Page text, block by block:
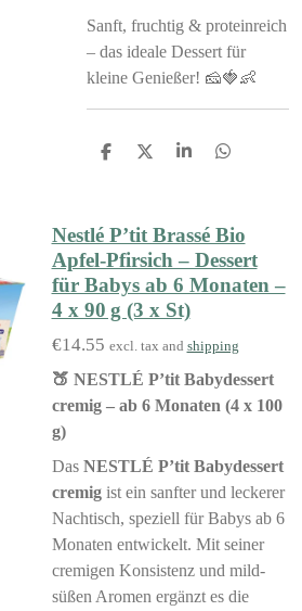
Sanft, fruchtig & proteinreich
– das ideale Dessert für
kleine Genießer! 🧀🍓👶
S
e
S
e
S
S
e
Nestlé P’tit Brassé Bio
Apfel-Pfirsich – Dessert
für Babys ab 6 Monaten –
4 x 90 g (3 x St)
€14.55 excl. tax and shipping
🍑 NESTLÉ P’tit Babydessert
cremig – ab 6 Monaten (4 x 100
g)
Das NESTLÉ P’tit Babydessert
cremigist ein sanfter und leckerer
Nachtisch, speziell für Babys ab 6
Monaten entwickelt. Mit seiner
cremigen Konsistenz und mild-
süßen Aromen ergänzt es die